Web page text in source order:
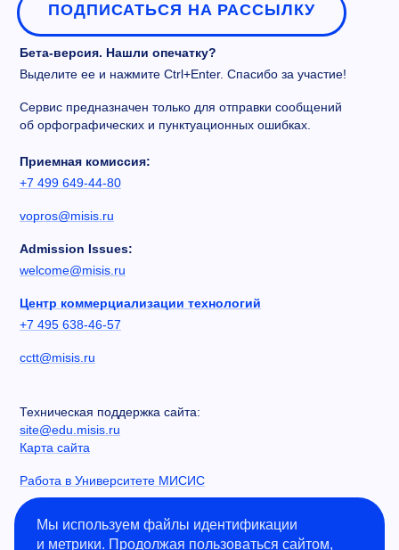
ПОДПИСАТЬСЯ НА РАССЫЛКУ
Бета-версия. Нашли опечатку?
Выделите ее и нажмите Ctrl+Enter. Спасибо за участие!
Сервис предназначен только для отправки сообщений
об орфографических и пунктуационных ошибках.
Приемная комиссия:
+7 499 649-44-80
vopros@misis.ru
Admission Issues:
welcome@misis.ru
Центр коммерциализации технологий
+7 495 638-46-57
cctt@misis.ru
Техническая поддержка сайта:
site@edu.misis.ru
Карта сайта
Работа в Университете МИСИС
Сведения об образовательной организации
Мы используем файлы идентификации
и метрики. Продолжая пользоваться сайтом,